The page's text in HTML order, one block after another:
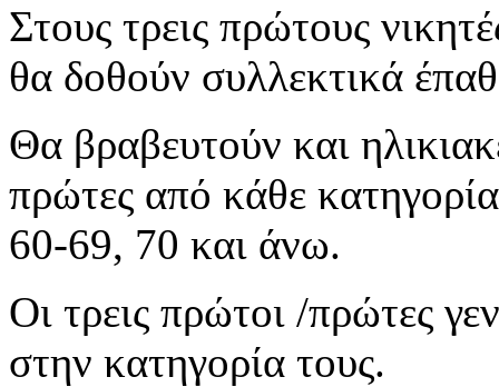
Στους τρεις πρώτους
θα δοθούν συλλεκτικά
Θα βραβευτούν και
πρώτες από κάθε
60-69, 70 και άνω.
Οι τρεις πρώτοι /πρώτες
στην κατηγορία τους.